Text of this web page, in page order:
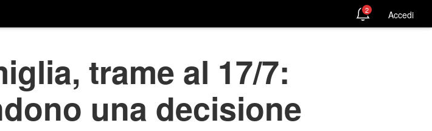
2 Accedi
trame al 17/7:
una decisione